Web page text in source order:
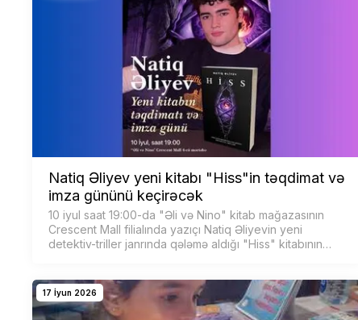
Natiq Əliyev yeni kitabı "Hiss"in təqdimat və
imza gününü keçirəcək
10 iyul saat 19:00-da "Əli və Nino" kitab mağazasının
Crescent Mall filialında yazıçı Natiq Əliyevin yeni
detektiv-triller janrında qələmə aldığı "Hiss" kitabının
17 İyun 2026